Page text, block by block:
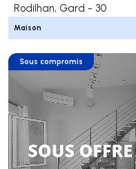
Rodilhan, Gard - 30
Maison
Sous compromis